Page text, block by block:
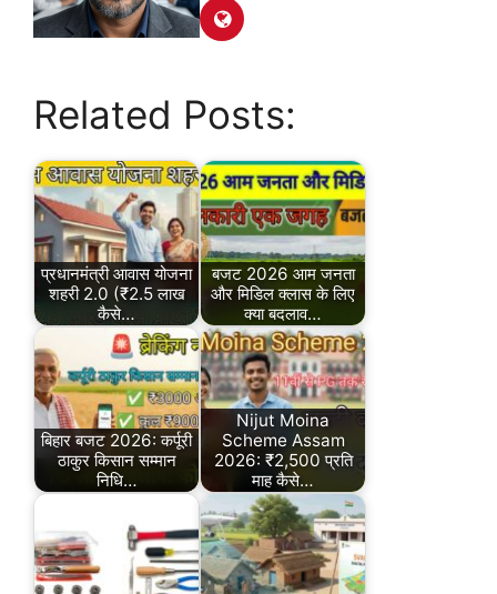
Related Posts:
प्रधानमंत्री आवास योजना
शहरी 2.0 (₹2.5 लाख
कैसे…
बजट 2026 आम जनता
और मिडिल क्लास के लिए
क्या बदलाव…
बिहार बजट 2026: कर्पूरी
ठाकुर किसान सम्मान
निधि…
Nijut Moina
Scheme Assam
2026: ₹2,500 प्रति
माह कैसे…